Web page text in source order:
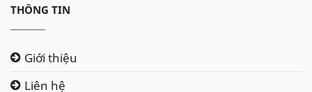
THÔNG TIN
Giới thiệu
Liên hệ